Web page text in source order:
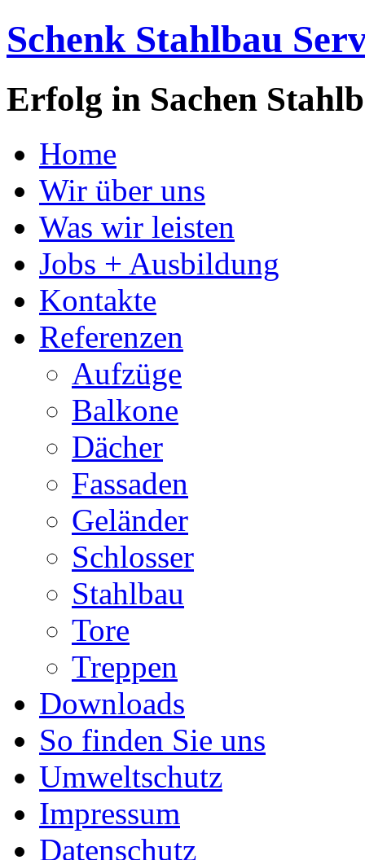
Schenk Stahlbau
Erfolg in Sachen
Home
Wir über uns
Was wir leisten
Jobs + Ausbildung
Kontakte
Referenzen
Aufzüge
Balkone
Dächer
Fassaden
Geländer
Schlosser
Stahlbau
Tore
Treppen
Downloads
So finden Sie uns
Umweltschutz
Impressum
Datenschutz